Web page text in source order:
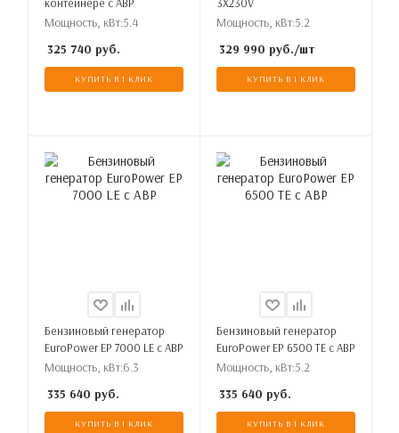
Мощность, кВт:5.4
325 740 руб.
КУПИТЬ В 1 КЛИК
Мощность, кВт:5.2
329 990 руб./шт
КУПИТЬ В 1 КЛИК
Бензиновый генератор
EuroPower EP 7000 LE с АВР
Мощность, кВт:6.3
335 640 руб.
КУПИТЬ В 1 КЛИК
Бензиновый генератор
EuroPower EP 6500 TE с АВР
Мощность, кВт:5.2
335 640 руб.
КУПИТЬ В 1 КЛИК